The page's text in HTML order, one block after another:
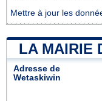
Mettre à jour les
LA MAIRIE
Adresse de
Wetaskiwin